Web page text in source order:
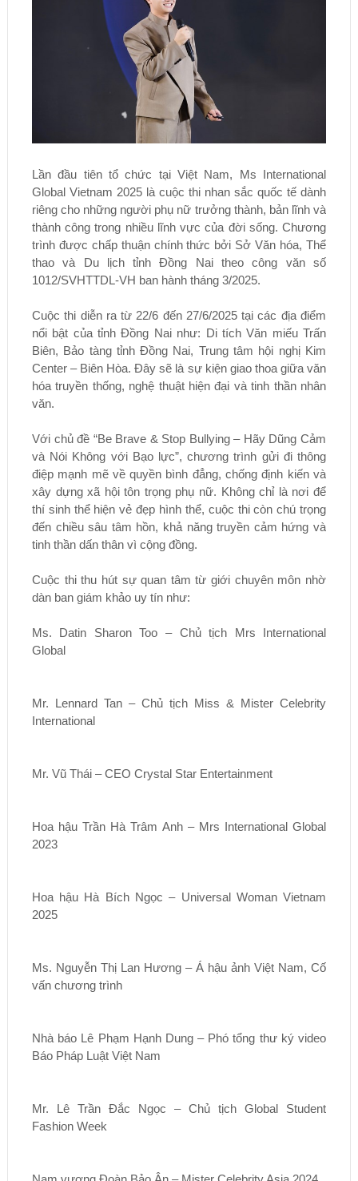
Lần đầu tiên tổ chức tại Việt Nam, Ms International
Global Vietnam 2025 là cuộc thi nhan sắc quốc tế dành
riêng cho những người phụ nữ trưởng thành, bản lĩnh và
thành công trong nhiều lĩnh vực của đời sống. Chương
trình được chấp thuận chính thức bởi Sở Văn hóa, Thể
thao và Du lịch tỉnh Đồng Nai theo công văn số
1012/SVHTTDL-VH ban hành tháng 3/2025.
Cuộc thi diễn ra từ 22/6 đến 27/6/2025 tại các địa điểm
nổi bật của tỉnh Đồng Nai như: Di tích Văn miếu Trấn
Biên, Bảo tàng tỉnh Đồng Nai, Trung tâm hội nghị Kim
Center – Biên Hòa. Đây sẽ là sự kiện giao thoa giữa văn
hóa truyền thống, nghệ thuật hiện đại và tinh thần nhân
văn.
Với chủ đề “Be Brave & Stop Bullying – Hãy Dũng Cảm
và Nói Không với Bạo lực”, chương trình gửi đi thông
điệp mạnh mẽ về quyền bình đẳng, chống định kiến và
xây dựng xã hội tôn trọng phụ nữ. Không chỉ là nơi để
thí sinh thể hiện vẻ đẹp hình thể, cuộc thi còn chú trọng
đến chiều sâu tâm hồn, khả năng truyền cảm hứng và
tinh thần dấn thân vì cộng đồng.
Cuộc thi thu hút sự quan tâm từ giới chuyên môn nhờ
dàn ban giám khảo uy tín như:
Ms. Datin Sharon Too – Chủ tịch Mrs International
Global
Mr. Lennard Tan – Chủ tịch Miss & Mister Celebrity
International
Mr. Vũ Thái – CEO Crystal Star Entertainment
Hoa hậu Trần Hà Trâm Anh – Mrs International Global
2023
Hoa hậu Hà Bích Ngọc – Universal Woman Vietnam
2025
Ms. Nguyễn Thị Lan Hương – Á hậu ảnh Việt Nam, Cố
vấn chương trình
Nhà báo Lê Phạm Hạnh Dung – Phó tổng thư ký video
Báo Pháp Luật Việt Nam
Mr. Lê Trần Đắc Ngọc – Chủ tịch Global Student
Fashion Week